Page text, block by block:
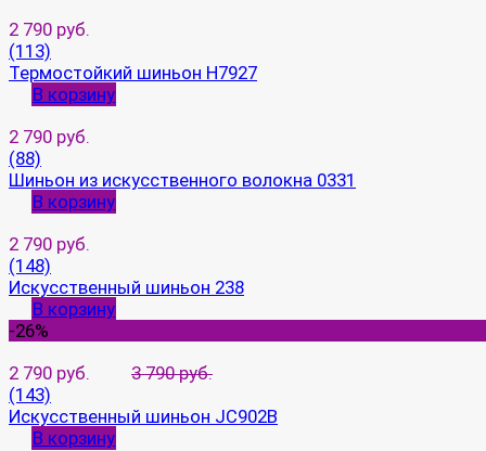
2 790 руб.
(113)
Термостойкий шиньон H7927
В корзину
2 790 руб.
(88)
Шиньон из искусственного волокна 0331
В корзину
2 790 руб.
(148)
Искусственный шиньон 238
В корзину
-26%
2 790 руб.
3 790 руб.
(143)
Искусственный шиньон JC902B
В корзину